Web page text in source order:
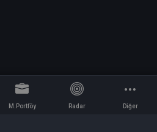
M.Portföy Radar Diğer